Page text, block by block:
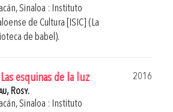
Sinaloa : Instituto
de Cultura [ISIC] (La
de babel).
esquinas de la luz
2016
Rosy.
Sinaloa : Instituto